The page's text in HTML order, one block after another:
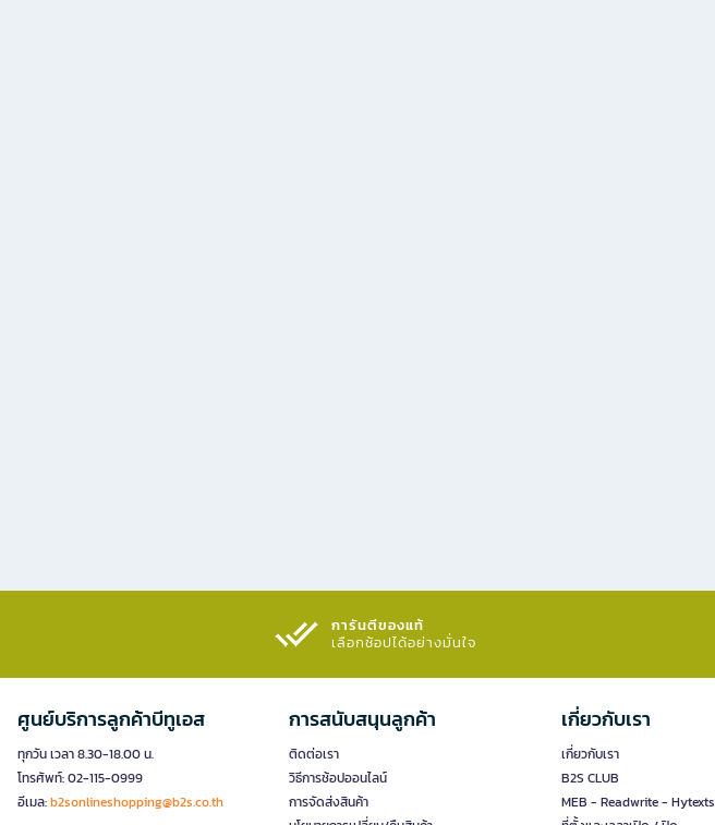
การันตีของแท้
เลือกช้อปได้อย่างมั่นใจ​
ศูนย์บริการลูกค้าบีทูเอส
ทุกวัน เวลา 8.30-18.00 น.
โทรศัพท์: 02-115-0999
อีเมล:b2sonlineshopping@b2s.co.th
การสนับสนุนลูกค้า
ติดต่อเรา
วิธีการช้อปออนไลน์
การจัดส่งสินค้า
เกี่ยวกับเรา
เกี่ยวกับเรา
B2S CLUB
MEB - Readwrite - Hytexts